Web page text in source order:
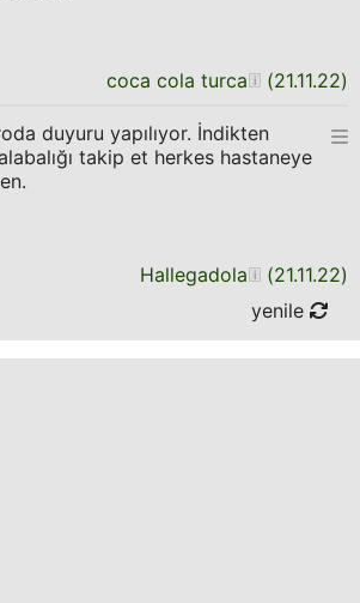
coca cola turca (21.11.22)
duyuru yapılıyor. İndikten
takip et herkes hastaneye
Hallegadola (21.11.22)
yenile